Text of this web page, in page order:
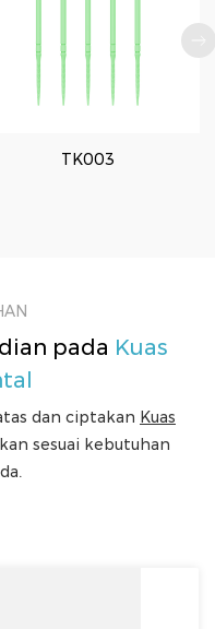
TK003
pada Kuas
dan ciptakan Kuas
sesuai kebutuhan